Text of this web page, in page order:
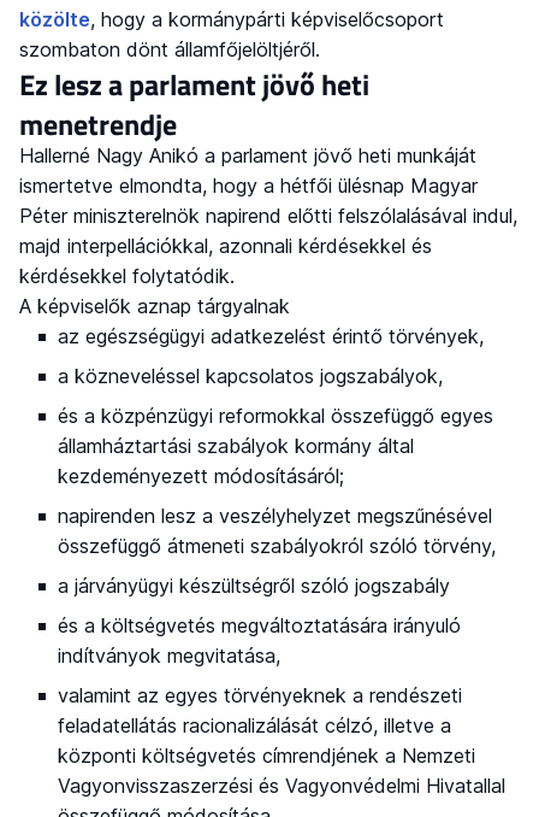
közölte, hogy a kormánypárti képviselőcsoport
szombaton dönt államfőjelöltjéről.
Ez lesz a parlament jövő heti
menetrendje
Hallerné Nagy Anikó a parlament jövő heti munkáját
ismertetve elmondta, hogy a hétfői ülésnap Magyar
Péter miniszterelnök napirend előtti felszólalásával indul,
majd interpellációkkal, azonnali kérdésekkel és
kérdésekkel folytatódik.
A képviselők aznap tárgyalnak
az egészségügyi adatkezelést érintő törvények,
a közneveléssel kapcsolatos jogszabályok,
és a közpénzügyi reformokkal összefüggő egyes
államháztartási szabályok kormány által
kezdeményezett módosításáról;
napirenden lesz a veszélyhelyzet megszűnésével
összefüggő átmeneti szabályokról szóló törvény,
a járványügyi készültségről szóló jogszabály
és a költségvetés megváltoztatására irányuló
indítványok megvitatása,
valamint az egyes törvényeknek a rendészeti
feladatellátás racionalizálását célzó, illetve a
központi költségvetés címrendjének a Nemzeti
Vagyonvisszaszerzési és Vagyonvédelmi Hivatallal